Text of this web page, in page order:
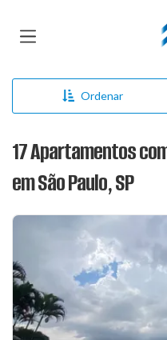
Ordenar
17 Apartamentos
em São Paulo, SP